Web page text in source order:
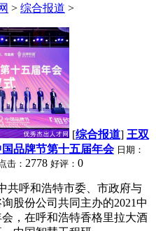
> 综合报道 >
[综合报道] 王双
品牌节第十五届年会 日期：
击： 2778 好评： 0
共呼和浩特市委、市政府与
股份公司共同主办的2021中
，在呼和浩特香格里拉大酒